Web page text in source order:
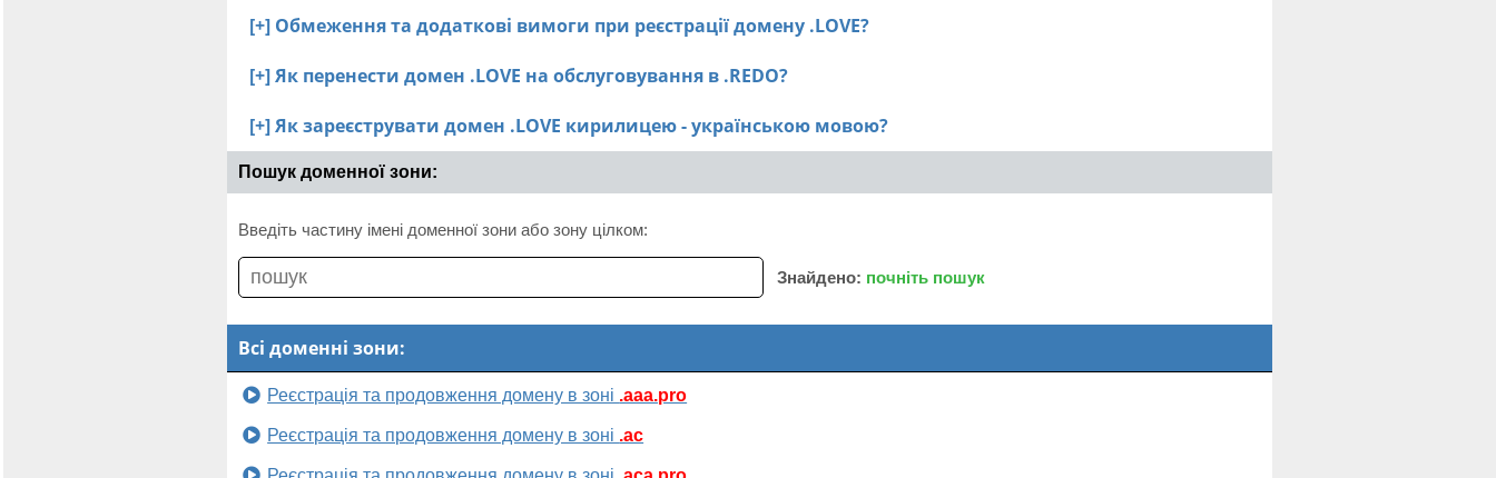
[+] Обмеження та додаткові вимоги при реєстрації домену .LOVE?
[+] Як перенести домен .LOVE на обслуговування в .REDO?
[+] Як зареєструвати домен .LOVE кирилицею - українською мовою?
Пошук доменної зони:
Введіть частину імені доменної зони або зону цілком:
Знайдено: почніть пошук
Всі доменні зони:
Реєстрація та продовження домену в зоні .aaa.pro
Реєстрація та продовження домену в зоні .ac